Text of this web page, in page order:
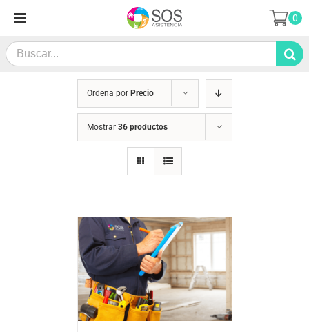
contenido
Search
for:
0
Ordena por Precio
Mostrar 36 productos